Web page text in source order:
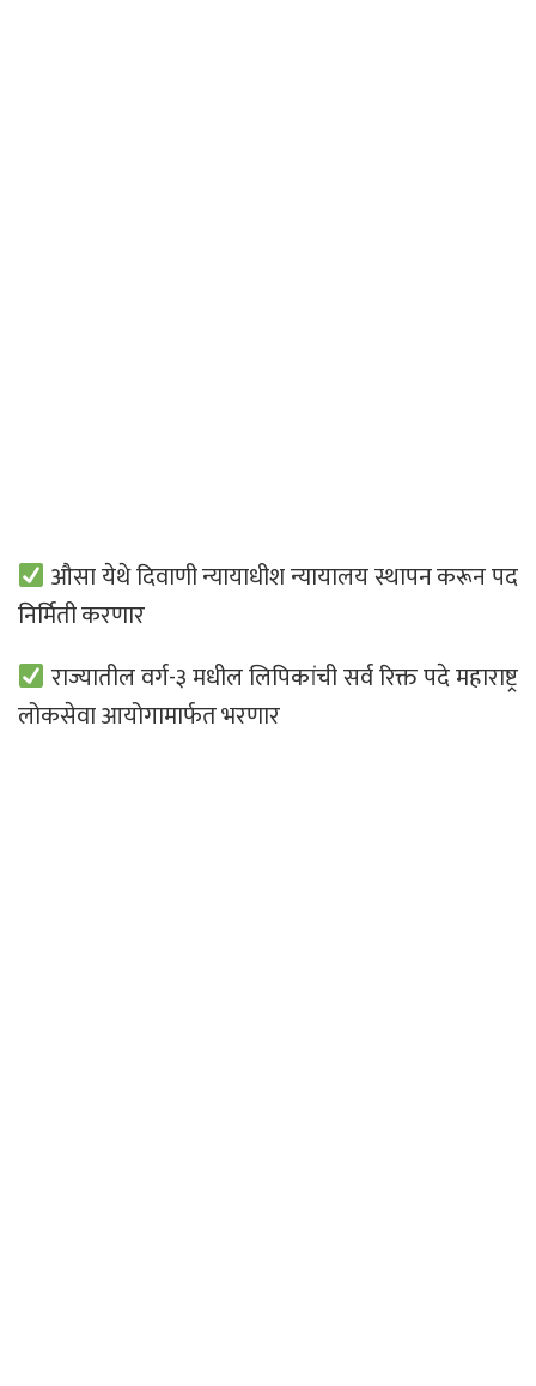
औसा येथे दिवाणी न्यायाधीश न्यायालय स्थापन करून पद
निर्मिती करणार
राज्यातील वर्ग-३ मधील लिपिकांची सर्व रिक्त पदे महाराष्ट्र
लोकसेवा आयोगामार्फत भरणार